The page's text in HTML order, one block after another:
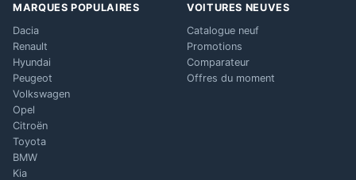
MARQUES POPULAIRES
Dacia
Renault
Hyundai
Peugeot
Volkswagen
Opel
Citroën
Toyota
BMW
Kia
VOITURES NEUVES
Catalogue neuf
Promotions
Comparateur
Offres du moment